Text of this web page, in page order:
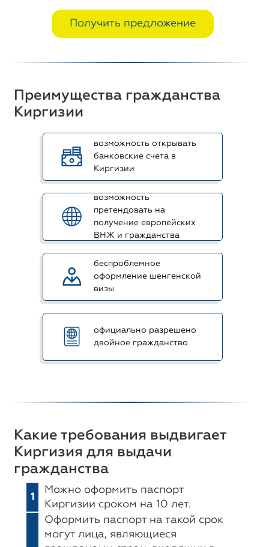
Получить предложение
Преимущества гражданства
Киргизии
возможность открывать
банковские счета в
Киргизии
возможность
претендовать на
получение европейских
ВНЖ и гражданства
беспроблемное
оформление шенгенской
визы
официально разрешено
двойное гражданство
Какие требования выдвигает
Киргизия для выдачи
гражданства
1
Можно оформить паспорт
Киргизии сроком на 10 лет.
Оформить паспорт на такой срок
могут лица, являющиеся